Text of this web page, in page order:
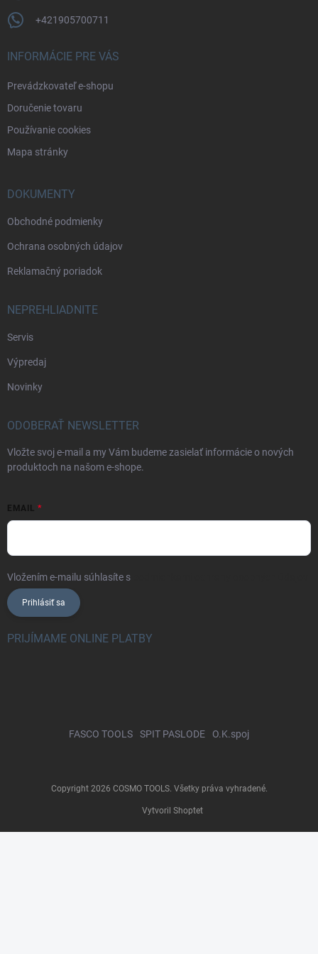
+421905700711
INFORMÁCIE PRE VÁS
Prevádzkovateľ e-shopu
Doručenie tovaru
Používanie cookies
Mapa stránky
DOKUMENTY
Obchodné podmienky
Ochrana osobných údajov
Reklamačný poriadok
NEPREHLIADNITE
Servis
Výpredaj
Novinky
ODOBERAŤ NEWSLETTER
Vložte svoj e-mail a my Vám budeme zasielať informácie o nových
produktoch na našom e-shope.
EMAIL
Vložením e-mailu súhlasíte s
Prihlásiť sa
PRIJÍMAME ONLINE PLATBY
FASCO TOOLS SPIT PASLODE O.K.spoj
Vytvoril Shoptet
Copyright 2026 COSMO TOOLS. Všetky práva vyhradené.